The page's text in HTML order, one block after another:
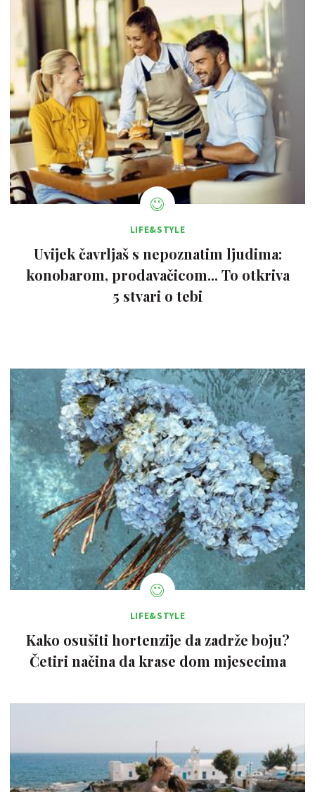
LIFE&STYLE
Uvijek čavrljaš s nepoznatim ljudima:
konobarom, prodavačicom... To otkriva
5 stvari o tebi
LIFE&STYLE
Kako osušiti hortenzije da zadrže boju?
Četiri načina da krase dom mjesecima